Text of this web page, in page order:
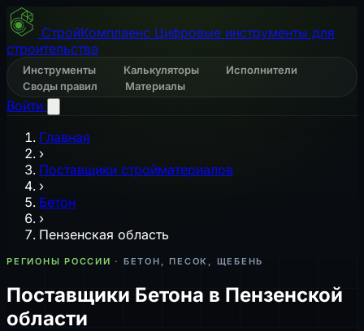
СтройКомплаенс Цифровые инструменты для
строительства
Инструменты Калькуляторы
Исполнители
Своды правил
Материалы
Войти
Главная
›
Поставщики стройматериалов
›
Бетон
›
Пензенская область
РЕГИОНЫ РОССИИ · БЕТОН, ПЕСОК, ЩЕБЕНЬ
Поставщики Бетона в Пензенской
области